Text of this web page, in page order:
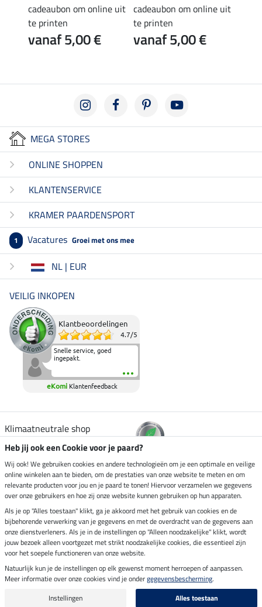
cadeaubon om online uit
te printen
vanaf 5,00 €
cadeaubon om online uit
te printen
vanaf 5,00 €
MEGA STORES
ONLINE SHOPPEN
KLANTENSERVICE
KRAMER PAARDENSPORT
1 Vacatures Groei met ons mee
NL | EUR
VEILIG INKOPEN
Klantbeoordelingen
4.7/5
Snelle service, goed
ingepakt.
eKomi Klantenfeedback
Klimaatneutrale shop
Verzending per
Veilig betalen met
Impressum
Laatste update op 08.08.2026 om 06:59 uur
Alle prijzen in euro's, incl. BTW, excl. verzendkosten.
Heb jij ook een Cookie voor je paard?
Wij ook! We gebruiken cookies en andere technologieën om je een optimale en veilige
online winkelen aan te bieden, om de prestaties van onze website te meten en om
relevante producten voor jou en je paard te tonen! Hiervoor verzamelen we gegevens
over onze gebruikers en hoe zij onze website kunnen gebruiken op hun apparaten.
Als je op "Alles toestaan" klikt, ga je akkoord met het gebruik van cookies en de
bijbehorende verwerking van je gegevens en met de overdracht van de gegevens aan
onze dienstverleners. Als je in de instellingen op "Alleen noodzakelijke" klikt, wordt
jouw bezoek alleen voortgezet met strikt noodzakelijke cookies, die essentieel zijn
voor het soepele functioneren van onze website.
Natuurlijk kun je de instellingen op elk gewenst moment herroepen of aanpassen.
Meer informatie over onze cookies vind je ondergegevensbescherming.
Instellingen
Alles toestaan